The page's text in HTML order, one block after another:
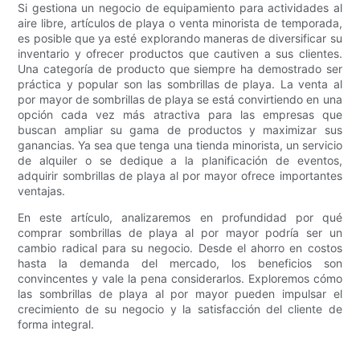
Si gestiona un negocio de equipamiento para actividades al
aire libre, artículos de playa o venta minorista de temporada,
es posible que ya esté explorando maneras de diversificar su
inventario y ofrecer productos que cautiven a sus clientes.
Una categoría de producto que siempre ha demostrado ser
práctica y popular son las sombrillas de playa. La venta al
por mayor de sombrillas de playa se está convirtiendo en una
opción cada vez más atractiva para las empresas que
buscan ampliar su gama de productos y maximizar sus
ganancias. Ya sea que tenga una tienda minorista, un servicio
de alquiler o se dedique a la planificación de eventos,
adquirir sombrillas de playa al por mayor ofrece importantes
ventajas.
En este artículo, analizaremos en profundidad por qué
comprar sombrillas de playa al por mayor podría ser un
cambio radical para su negocio. Desde el ahorro en costos
hasta la demanda del mercado, los beneficios son
convincentes y vale la pena considerarlos. Exploremos cómo
las sombrillas de playa al por mayor pueden impulsar el
crecimiento de su negocio y la satisfacción del cliente de
forma integral.